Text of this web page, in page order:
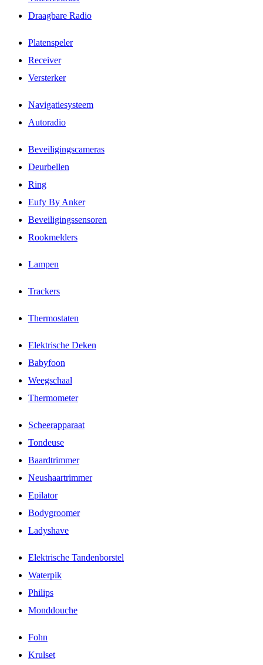
Draagbare Radio
Platenspeler
Receiver
Versterker
Navigatiesysteem
Autoradio
Beveiligingscameras
Deurbellen
Ring
Eufy By Anker
Beveiligingssensoren
Rookmelders
Lampen
Trackers
Thermostaten
Elektrische Deken
Babyfoon
Weegschaal
Thermometer
Scheerapparaat
Tondeuse
Baardtrimmer
Neushaartrimmer
Epilator
Bodygroomer
Ladyshave
Elektrische Tandenborstel
Waterpik
Philips
Monddouche
Fohn
Krulset